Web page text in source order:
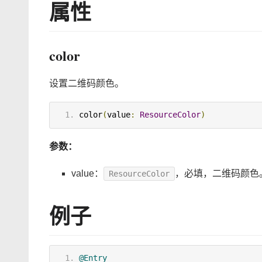
属性
color
设置二维码颜色。
color(value: ResourceColor)
参数：
value： ResourceColor ，必填，二维码颜色
例子
@Entry